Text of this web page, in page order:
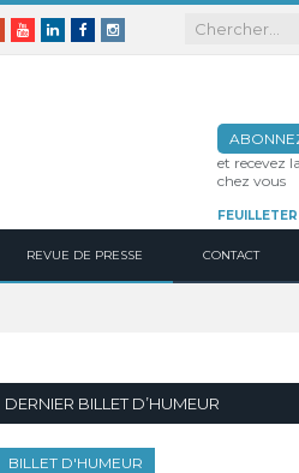
YoutubeLinkedinFacebookInstagram
et recevez
chez vous
REVUE DE PRESSE CONTACT
DERNIER BILLET D’HUMEUR
BILLET D'HUMEUR